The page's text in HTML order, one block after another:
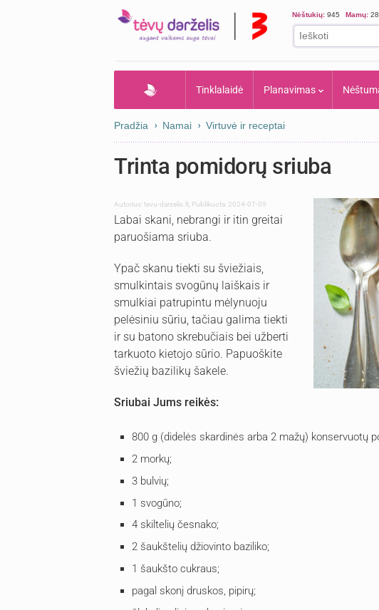
Nėštukių: 945 Mamų:
Tinklalaidė Planavimas
Pradžia Namai Virtuvė ir receptai
Trinta pomidorų sriuba
Autorius:tevu-darzelis.lt Publikuota: 2024-07-09
Labai skani, nebrangi ir itin greitai
paruošiama sriuba.
Ypač skanu tiekti su šviežiais,
smulkintais svogūnų laiškais ir
smulkiai patrupintu mėlynuoju
pelėsiniu sūriu, tačiau galima tiekti
ir su batono skrebučiais bei užberti
tarkuoto kietojo sūrio. Papuoškite
šviežių bazilikų šakele.
Sriubai Jums reikės:
800 g (didelės skardinės arba 2 mažų) konservuotų
2 morkų;
3 bulvių;
1 svogūno;
4 skiltelių česnako;
2 šaukštelių džiovinto baziliko;
1 šaukšto cukraus;
pagal skonį druskos, pipirų;